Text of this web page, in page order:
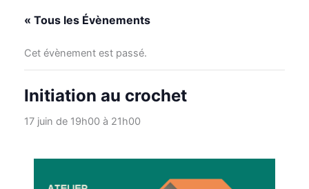
« Tous les Évènements
Cet évènement est passé.
Initiation au crochet
17 juin de 19h00à 21h00